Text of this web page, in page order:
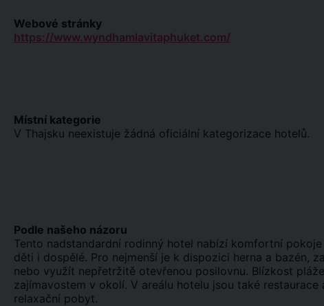
Webové stránky
https://www.wyndhamlavitaphuket.com/
Místní kategorie
V Thajsku neexistuje žádná oficiální kategorizace hotelů.
Podle našeho názoru
Tento nadstandardní rodinný hotel nabízí komfortní
děti i dospělé. Pro nejmenší je k dispozici herna a bazén,
nebo využít nepřetržitě otevřenou posilovnu. Blízkost
zajímavostem v okolí. V areálu hotelu jsou také
relaxační pobyt.